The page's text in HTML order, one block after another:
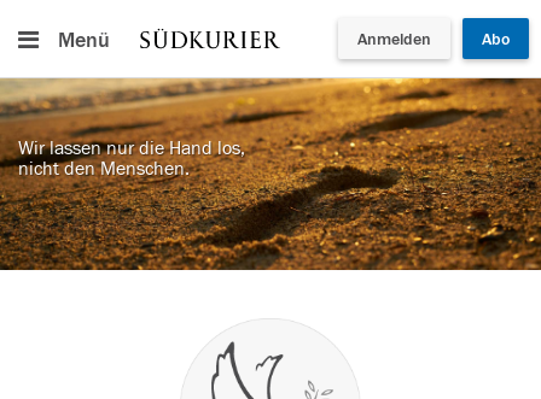
Menü Anmelden Abo
Wir lassen nur die Hand los,
nicht den Menschen.